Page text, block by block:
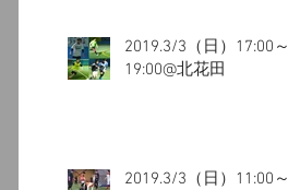
2019.3/3（日）17:00～
19:00@北花田
2019.3/3（日）11:00～